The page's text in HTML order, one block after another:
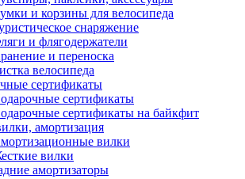
и корзины для велосипеда
снаряжение
и флягодержатели
и переноска
велосипеда
сертификаты
сертификаты
сертификаты на байкфит
амортизация
вилки
вилки
амортизаторы